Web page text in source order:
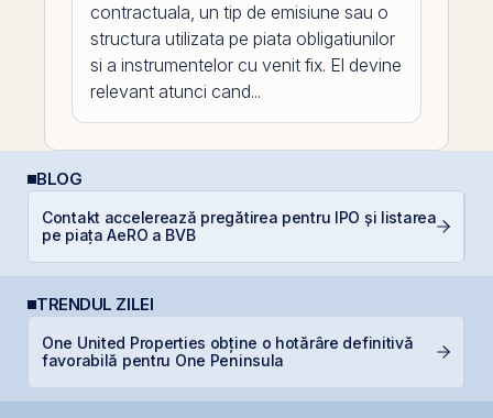
contractuala, un tip de emisiune sau o
structura utilizata pe piata obligatiunilor
si a instrumentelor cu venit fix. El devine
relevant atunci cand...
BLOG
Contakt accelerează pregătirea pentru IPO și listarea
pe piața AeRO a BVB
TRENDUL ZILEI
One United Properties obține o hotărâre definitivă
favorabilă pentru One Peninsula